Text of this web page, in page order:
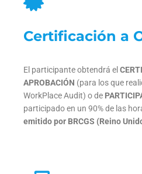
Certificación a
El participante obtendrá el
APROBACIÓN (para los que
WorkPlace Audit) o de
participado en un 90% de las
emitido por BRCGS (Reino